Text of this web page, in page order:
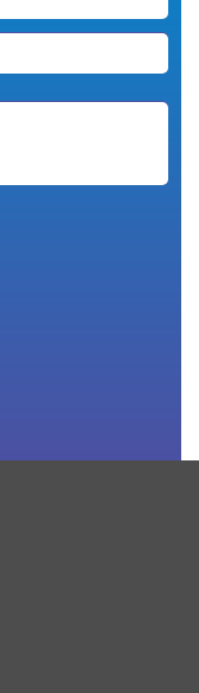
ЭЛЕКТРОЩИТА